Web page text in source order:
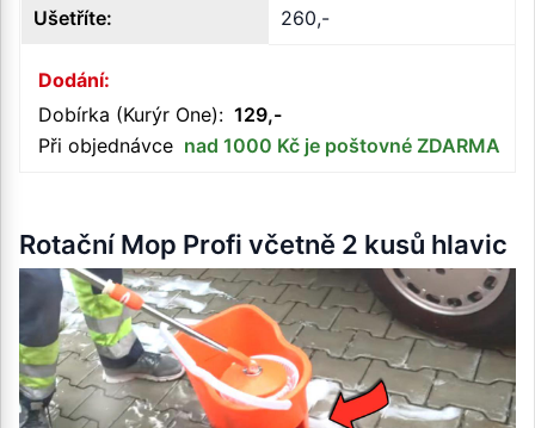
Ušetříte: 260,-
Dodání:
Dobírka (Kurýr One): 129,-
Při objednávce nad 1000 Kč je poštovné ZDARMA
Rotační Mop Profi včetně 2 kusů hlavic